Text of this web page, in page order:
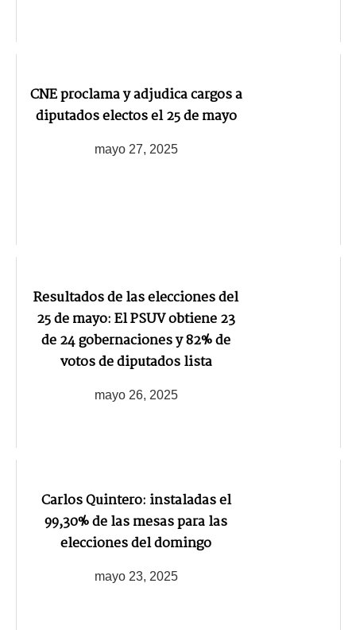
CNE proclama y adjudica cargos a
diputados electos el 25 de mayo
mayo 27, 2025
Resultados de las elecciones del
25 de mayo: El PSUV obtiene 23
de 24 gobernaciones y 82% de
votos de diputados lista
mayo 26, 2025
Carlos Quintero: instaladas el
99,30% de las mesas para las
elecciones del domingo
mayo 23, 2025